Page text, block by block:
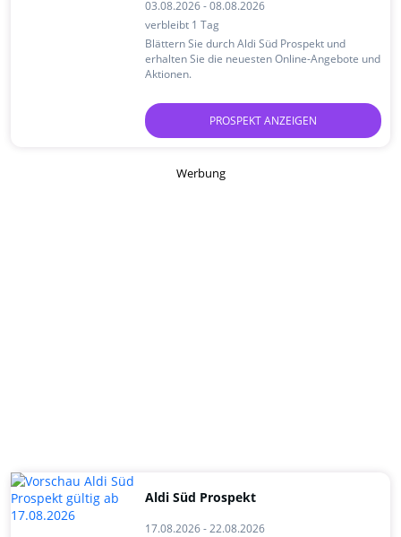
03.08.2026 - 08.08.2026
verbleibt 1 Tag
Blättern Sie durch Aldi Süd Prospekt und
erhalten Sie die neuesten Online-Angebote und
Aktionen.
PROSPEKT ANZEIGEN
Werbung
Aldi Süd Prospekt
17.08.2026 - 22.08.2026